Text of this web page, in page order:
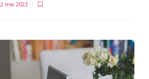
2 mai 2023